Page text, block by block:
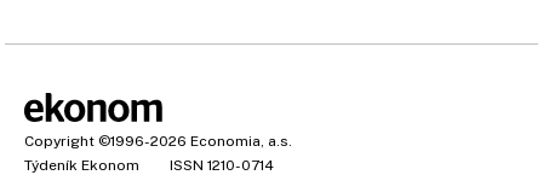
Copyright ©1996-2026 Economia, a.s.
Týdeník Ekonom
ISSN 1210-0714